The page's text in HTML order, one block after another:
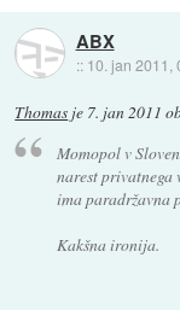
ABX
:: 10. jan 2011,
Thomas je 7. jan 2011
Momopol v
narest privatnega
ima paradržavna
Kakšna ironija.